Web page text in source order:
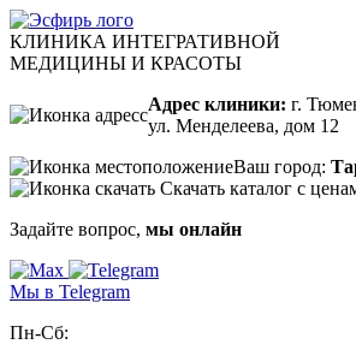
КЛИНИКА ИНТЕГРАТИВНОЙ
МЕДИЦИНЫ И КРАСОТЫ
Адрес клиники: г.
ул. Менделеева, дом 12
Ваш город:
Скачать каталог с
Задайте вопрос, мы онлайн
Мы в Telegram
Пн-Сб: